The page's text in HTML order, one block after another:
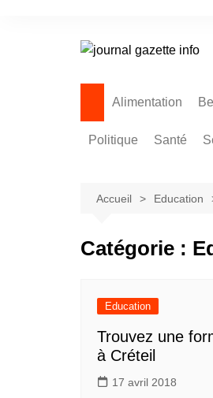
Alimentation
Politique Santé
Accueil Education
Catégorie :
Education
Trouvez une
à Créteil
17 avril 2018